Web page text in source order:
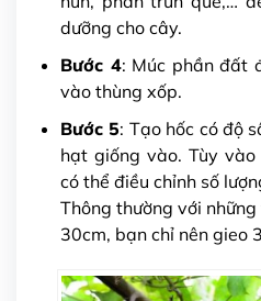
dưỡng cho cây.
Bước 4: Múc phần đất
vào thùng xốp.
Bước 5: Tạo hốc có độ
hạt giống vào. Tùy
có thể điều chỉnh số
Thông thường với
30cm, bạn chỉ nên gieo